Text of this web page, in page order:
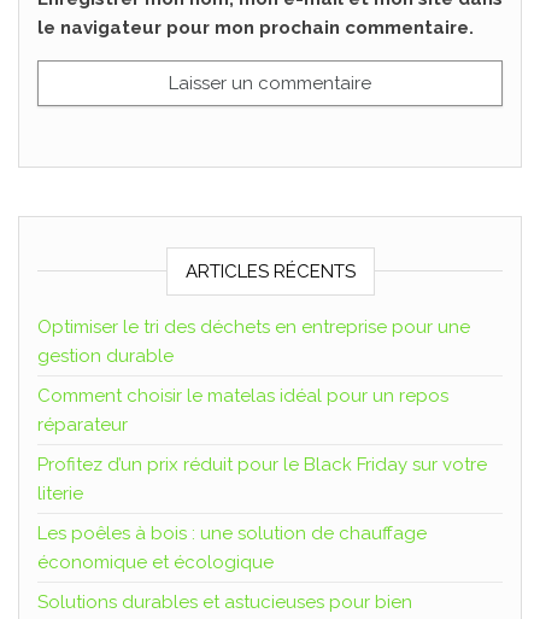
le navigateur pour mon prochain commentaire.
ARTICLES RÉCENTS
Optimiser le tri des déchets en entreprise pour une
gestion durable
Comment choisir le matelas idéal pour un repos
réparateur
Profitez d’un prix réduit pour le Black Friday sur votre
literie
Les poêles à bois : une solution de chauffage
économique et écologique
Solutions durables et astucieuses pour bien